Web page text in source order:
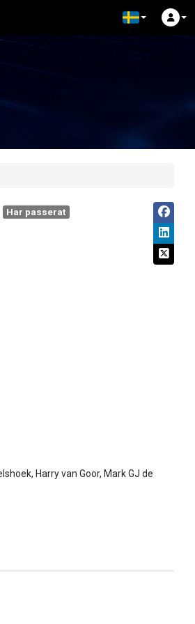
Har passerat
Harry van Goor, Mark GJ de